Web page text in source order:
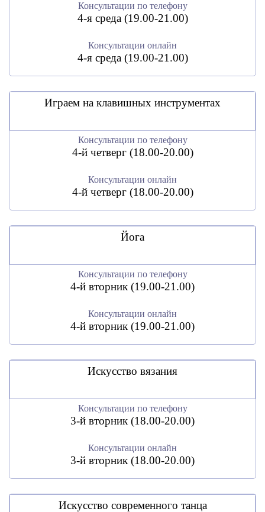
Консультации по телефону
4-я среда (19.00-21.00)
Консультации онлайн
4-я среда (19.00-21.00)
Играем на клавишных инструментах
Консультации по телефону
4-й четверг (18.00-20.00)
Консультации онлайн
4-й четверг (18.00-20.00)
Йога
Консультации по телефону
4-й вторник (19.00-21.00)
Консультации онлайн
4-й вторник (19.00-21.00)
Искусство вязания
Консультации по телефону
3-й вторник (18.00-20.00)
Консультации онлайн
3-й вторник (18.00-20.00)
Искусство современного танца